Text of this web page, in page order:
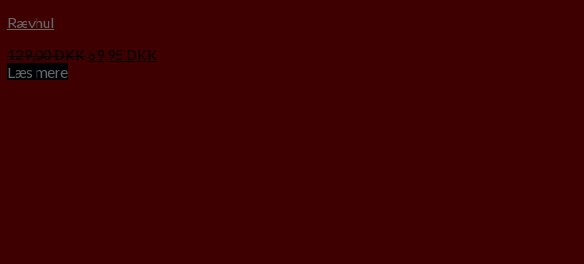
Rævhul
129,00DKK 69,95 DKK
Læs mere